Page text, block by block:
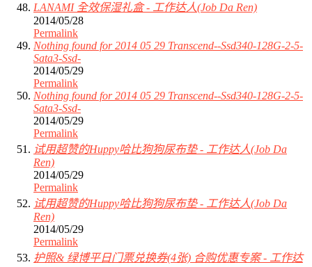
LANAMI 全效保湿礼盒 - 工作达人(Job Da Ren)
2014/05/28
Permalink
Nothing found for 2014 05 29 Transcend--Ssd340-128G-2-5-
Sata3-Ssd-
2014/05/29
Permalink
Nothing found for 2014 05 29 Transcend--Ssd340-128G-2-5-
Sata3-Ssd-
2014/05/29
Permalink
试用超赞的Huppy哈比狗狗尿布垫 - 工作达人(Job Da
Ren)
2014/05/29
Permalink
试用超赞的Huppy哈比狗狗尿布垫 - 工作达人(Job Da
Ren)
2014/05/29
Permalink
护照& 绿博平日门票兑换券(4张) 合购优惠专案 - 工作达